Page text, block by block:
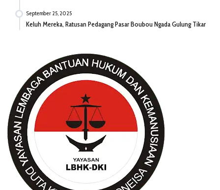
September 25, 2025
Keluh Mereka, Ratusan Pedagang Pasar Boubou Ngada Gulung Tikar